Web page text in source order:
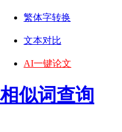
繁体字转换
文本对比
AI一键论文
相似词查询